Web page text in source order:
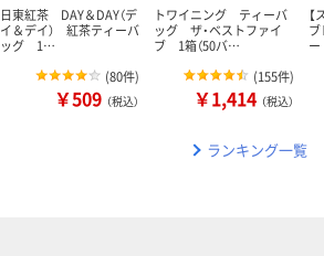
日東紅茶 DAY＆DAY（デ
イ＆デイ） 紅茶ティーバ
ッグ 1…
(80件)
￥509 （税込）
トワイニング ティーバ
ッグ ザ・ベストファイ
ブ 1箱（50バ…
(155件)
￥1,414 （税込）
ランキング一覧